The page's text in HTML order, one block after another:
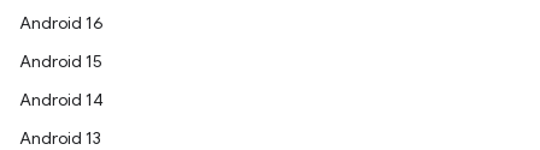
Android 16
Android 15
Android 14
Android 13